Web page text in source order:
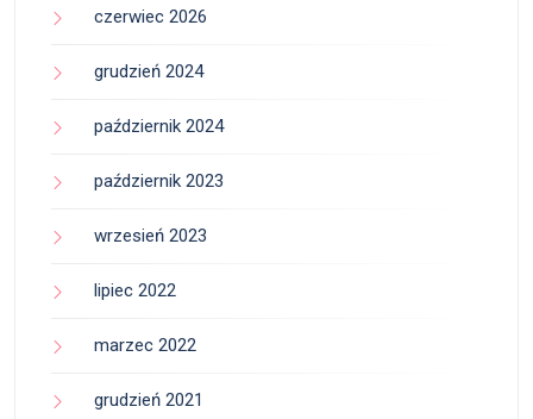
czerwiec 2026
grudzień 2024
październik 2024
październik 2023
wrzesień 2023
lipiec 2022
marzec 2022
grudzień 2021